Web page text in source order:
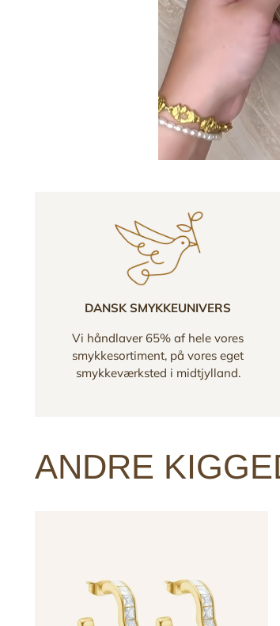
DANSK SMYKKEUNIVERS
Vi håndlaver 65% af hele vores
smykkesortiment, på vores eget
smykkeværksted i midtjylland.
ANDRE